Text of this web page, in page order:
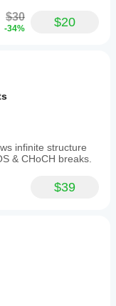
$30
-34% $20
infinite structure
& CHoCH breaks.
$39